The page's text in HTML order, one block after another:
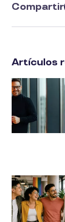
Compartir
this
article
media
Artículos